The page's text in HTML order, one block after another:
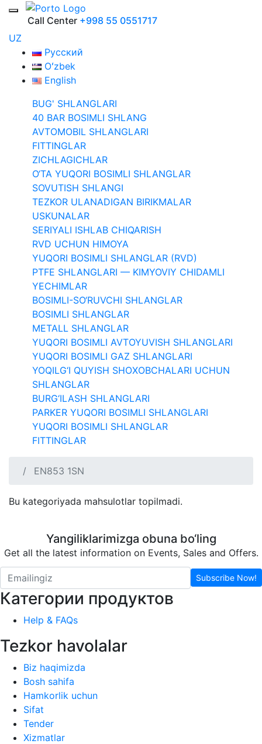
Call Center +998 55 0551717
UZ
Русский
Oʻzbek
English
BUG' SHLANGLARI
40 BAR BOSIMLI SHLANG
AVTOMOBIL SHLANGLARI
FITTINGLAR
ZICHLAGICHLAR
O‘TA YUQORI BOSIMLI SHLANGLAR
SOVUTISH SHLANGI
TEZKOR ULANADIGAN BIRIKMALAR
USKUNALAR
SERIYALI ISHLAB CHIQARISH
RVD UCHUN HIMOYA
YUQORI BOSIMLI SHLANGLAR (RVD)
PTFE SHLANGLARI — KIMYOVIY CHIDAMLI
YECHIMLAR
BOSIMLI-SO‘RUVCHI SHLANGLAR
BOSIMLI SHLANGLAR
METALL SHLANGLAR
YUQORI BOSIMLI AVTOYUVISH SHLANGLARI
YUQORI BOSIMLI GAZ SHLANGLARI
YOQILG‘I QUYISH SHOXOBCHALARI UCHUN
SHLANGLAR
BURG‘ILASH SHLANGLARI
PARKER YUQORI BOSIMLI SHLANGLARI
YUQORI BOSIMLI SHLANGLAR
FITTINGLAR
EN853 1SN
Bu kategoriyada mahsulotlar topilmadi.
Yangiliklarimizga obuna bo‘ling
Get all the latest information on Events, Sales and Offers.
Subscribe Now!
Категории продуктов
Help & FAQs
Tezkor havolalar
Biz haqimizda
Bosh sahifa
Hamkorlik uchun
Sifat
Tender
Xizmatlar